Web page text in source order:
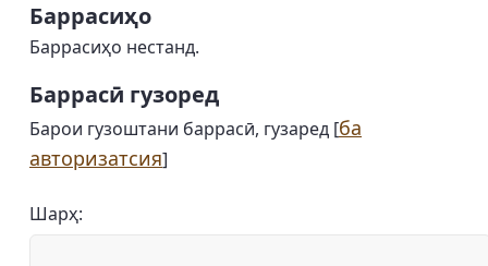
Баррасиҳо
Баррасиҳо нестанд.
Баррасӣ гузоред
Барои гузоштани баррасӣ, гузаред [ба
авторизатсия]
Шарҳ: